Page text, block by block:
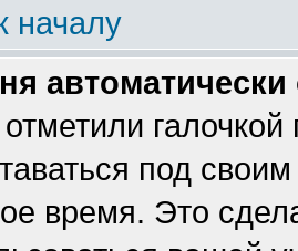
началу
автоматически
галочкой
под
время. Это